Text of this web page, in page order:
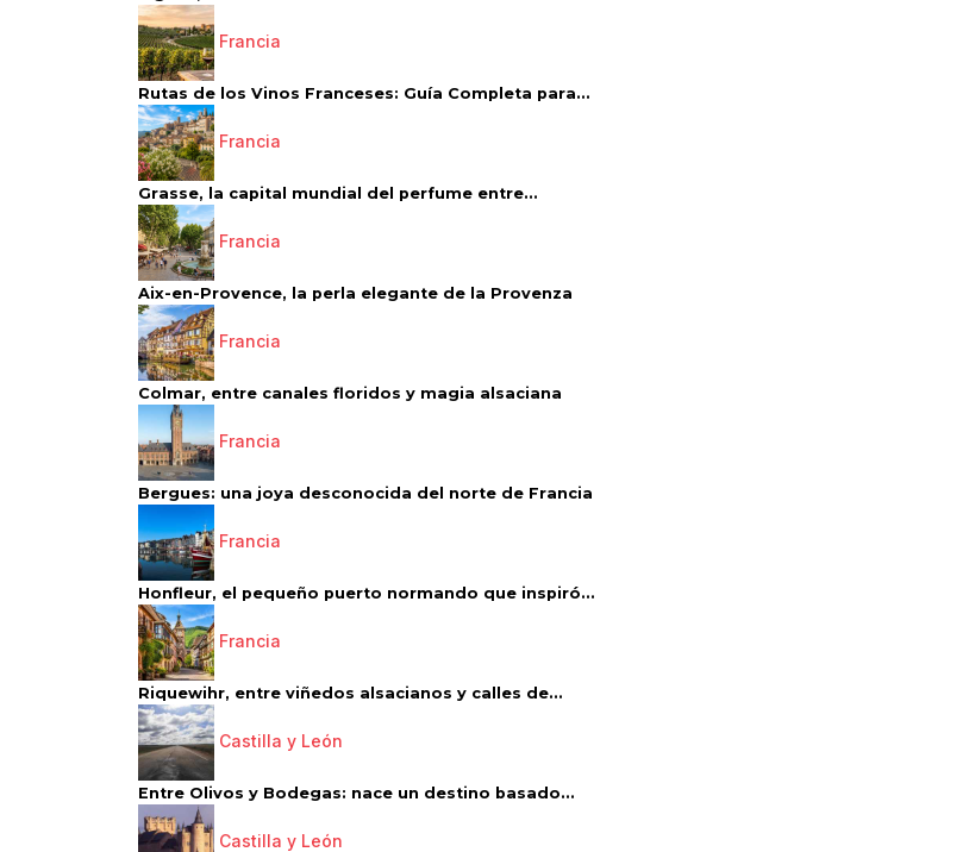
Francia
Rutas de los Vinos Franceses: Guía Completa para...
Francia
Grasse, la capital mundial del perfume entre...
Francia
Aix-en-Provence, la perla elegante de la Provenza
Francia
Colmar, entre canales floridos y magia alsaciana
Francia
Bergues: una joya desconocida del norte de Francia
Francia
Honfleur, el pequeño puerto normando que inspiró...
Francia
Riquewihr, entre viñedos alsacianos y calles de...
Castilla y León
Entre Olivos y Bodegas: nace un destino basado...
Castilla y León